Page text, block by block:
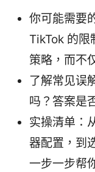
你可能需要
TikTok 的限
策略，而不
了解常见误
吗？答案是
实操清单：
器配置，到
一步一步帮